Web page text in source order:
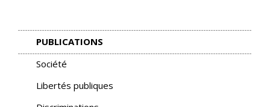
PUBLICATIONS
Société
Libertés publiques